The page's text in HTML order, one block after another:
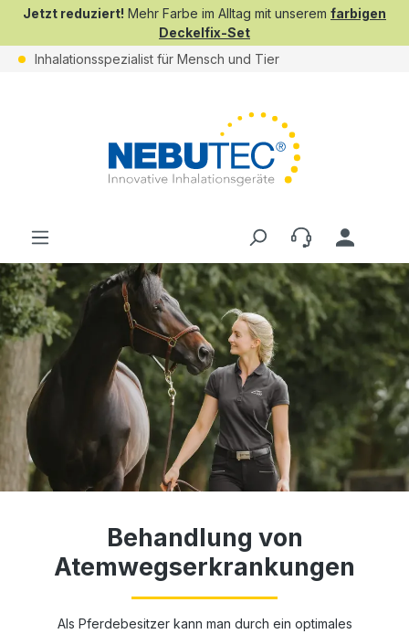
Jetzt reduziert! Mehr Farbe im Alltag mit unserem farbigen
Deckelfix-Set
Inhalationsspezialist für Mensch und Tier
Behandlung von
Atemwegserkrankungen
Als Pferdebesitzer kann man durch ein optimales